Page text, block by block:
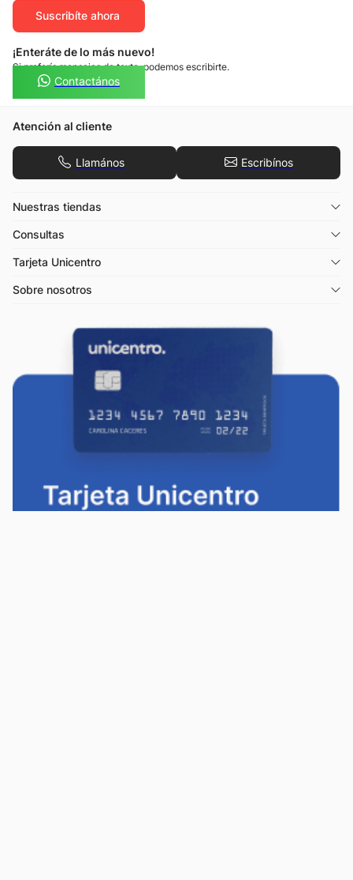
Suscribíte ahora
¡Enteráte de lo más nuevo!
Si preferís mensajes de texto, podemos escribirte.
Contactános
Atención al cliente
Llamános Escribínos
Nuestras tiendas
Consultas
Tarjeta Unicentro
Sobre nosotros